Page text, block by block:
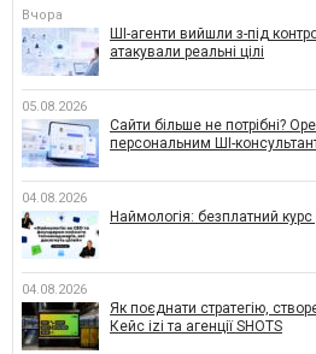
Вчора
ШІ-агенти вийшли з-під
атакували реальні цілі
05.08.2026
Сайти більше не потрібні?
персональним ШІ-
04.08.2026
Наймологія: безплатний
04.08.2026
Як поєднати стратегію,
Кейс izi та агенції SHOTS